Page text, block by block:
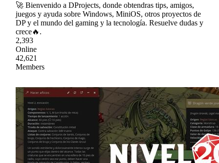
🚀 Bienvenido a DProjects, donde obtendras tips, amigos,
juegos y ayuda sobre Windows, MiniOS, otros proyectos de
DP y el mundo del gaming y la tecnología. Resuelve dudas y
crece🔥.
2,393
Online
42,621
Members